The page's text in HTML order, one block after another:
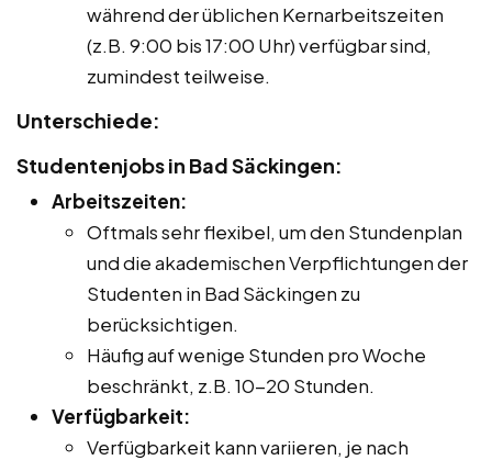
während der üblichen Kernarbeitszeiten
(z.B. 9:00 bis 17:00 Uhr) verfügbar sind,
zumindest teilweise.
Unterschiede:
Studentenjobs in Bad Säckingen:
Arbeitszeiten:
Oftmals sehr flexibel, um den Stundenplan
und die akademischen Verpflichtungen der
Studenten in Bad Säckingen zu
berücksichtigen.
Häufig auf wenige Stunden pro Woche
beschränkt, z.B. 10-20 Stunden.
Verfügbarkeit:
Verfügbarkeit kann variieren, je nach